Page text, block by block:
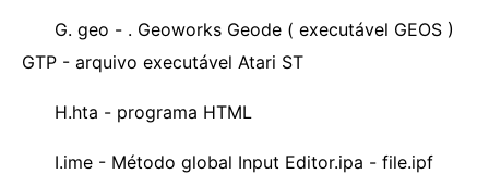
G. geo - . Geoworks Geode ( executável GEOS )
GTP - arquivo executável Atari ST
H.hta - programa HTML
I.ime - Método global Input Editor.ipa - file.ipf